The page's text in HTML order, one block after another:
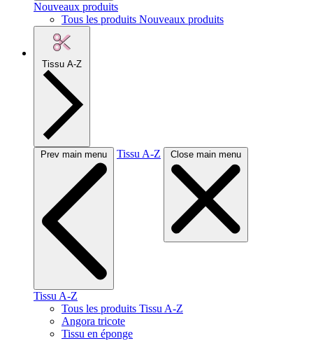
Nouveaux produits
Tous les produits Nouveaux produits
Tissu A-Z
Prev main menu Tissu A-Z Close main menu
Tissu A-Z
Tous les produits Tissu A-Z
Angora tricote
Tissu en éponge